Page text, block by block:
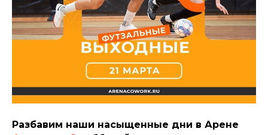
Разбавим наши насыщенные дни в Арене